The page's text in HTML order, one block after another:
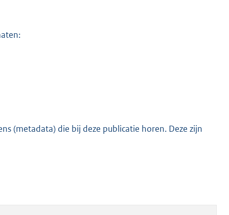
(metadata) die bij deze publicatie horen. Deze zijn